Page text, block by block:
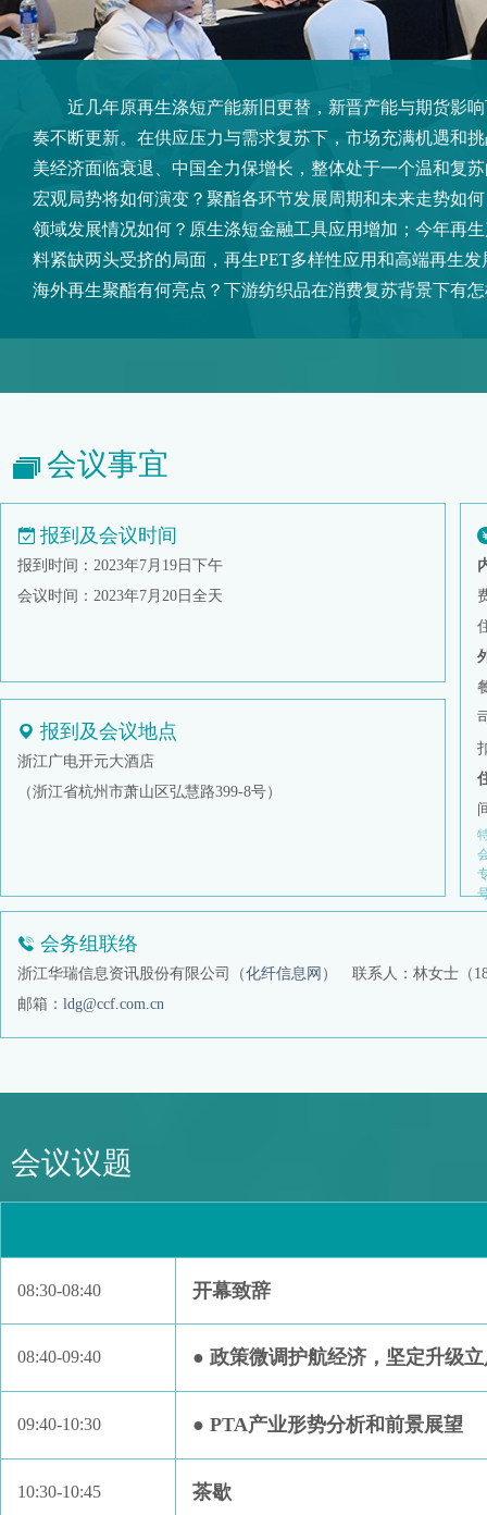
近几年原再生涤短产能新旧更替，新晋产能与期货影响
奏不断更新。在供应压力与需求复苏下，市场充满机遇和挑
美经济面临衰退、中国全力保增长，整体处于一个温和复
宏观局势将如何演变？聚酯各环节发展周期和未来走势如
领域发展情况如何？原生涤短金融工具应用增加；今年再
料紧缺两头受挤的局面，再生PET多样性应用和高端再生
海外再生聚酯有何亮点？下游纺织品在消费复苏背景下有
会议事宜
报到及会议时间
报到时间：2023年7月19日下午
会议时间：2023年7月20日全天
报到及会议地点
浙江广电开元大酒店
（浙江省杭州市萧山区弘慧路399-8号）
会务组联络
浙江华瑞信息资讯股份有限公司（化纤信息网 ）
联系人：林女士（
邮箱： ldg@ccf.com.cn
会议议题
08:30-08:40 开幕致辞
08:40-09:40 ● 政策微调护航经济，坚定升级
09:40-10:30 ● PTA产业形势分析和前景展望
10:30-10:45 茶歇